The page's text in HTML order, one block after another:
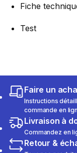
Fiche
Test
Faire un
Instructions
commande en
Livraison à
Commandez en
Retour &